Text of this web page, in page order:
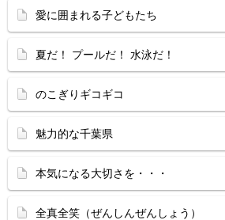
愛に囲まれる子どもたち
夏だ！ プールだ！ 水泳だ！
のこぎりギコギコ
魅力的な千葉県
本気になる大切さを・・・
全真全笑（ぜんしんぜんしょう）